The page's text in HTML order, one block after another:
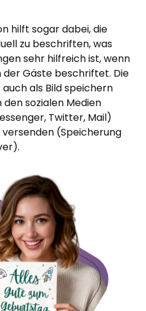
hilft sogar dabei, die
zu beschriften, was
sehr hilfreich ist, wenn
der Gäste beschriftet. Die
als Bild speichern
den sozialen Medien
Twitter, Mail)
(Speicherung